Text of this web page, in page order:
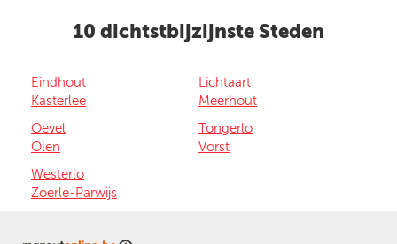
10 dichtstbijzijnste Steden
Eindhout
Kasterlee
Lichtaart
Meerhout
Oevel
Olen
Tongerlo
Vorst
Westerlo
Zoerle-Parwijs